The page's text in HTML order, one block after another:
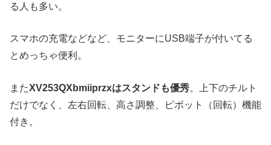
る人も多い。
スマホの充電などなど、モニターにUSB端子が付いてる
とめっちゃ便利。
またXV253QXbmiiprzxはスタンドも優秀。上下のチルト
だけでなく、左右回転、高さ調整、ピボット（回転）機能
付き。